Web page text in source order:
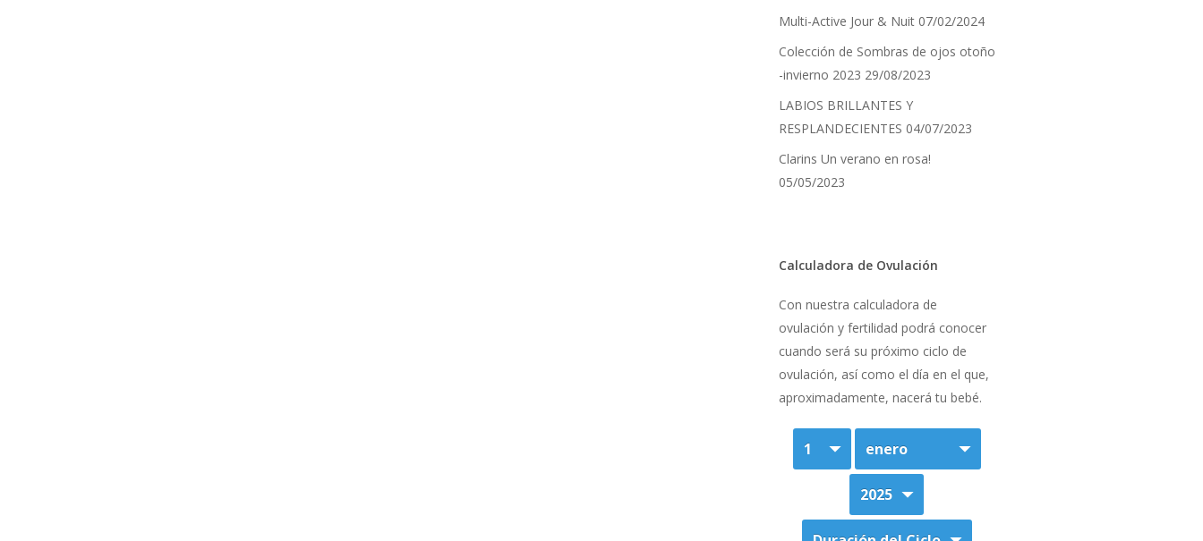
Multi-Active Jour & Nuit 07/02/2024
Colección de Sombras de ojos otoño
-invierno 2023 29/08/2023
LABIOS BRILLANTES Y
RESPLANDECIENTES 04/07/2023
Clarins Un verano en rosa!
05/05/2023
Calculadora de Ovulación
Con nuestra calculadora de
ovulación y fertilidad podrá conocer
cuando será su próximo ciclo de
ovulación, así como el día en el que,
aproximadamente, nacerá tu bebé.